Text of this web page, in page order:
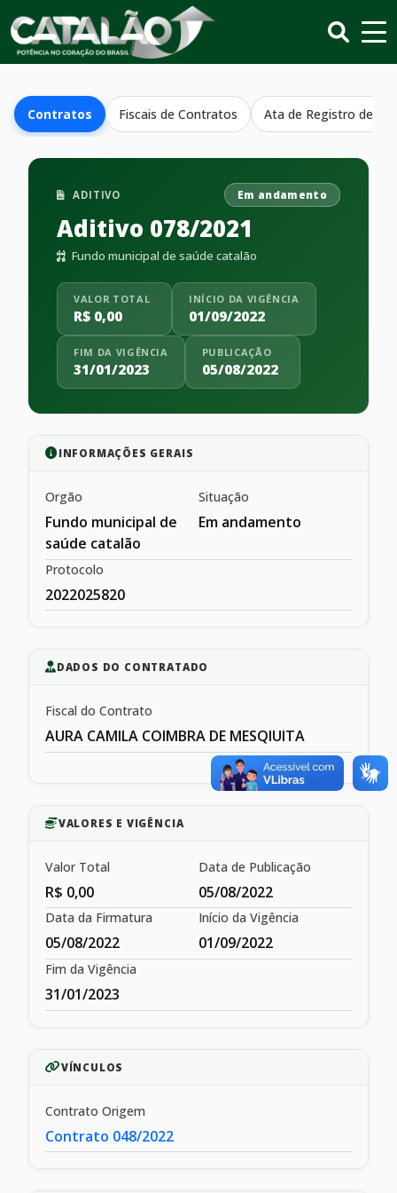
Contratos Fiscais de Contratos Ata de Registro de
ADITIVO Em andamento
Aditivo 078/2021
Fundo municipal de saúde catalão
VALOR TOTAL
R$ 0,00
INÍCIO DA VIGÊNCIA
01/09/2022
FIM DA VIGÊNCIA
31/01/2023
PUBLICAÇÃO
05/08/2022
INFORMAÇÕES GERAIS
Orgão
Fundo municipal de
saúde catalão
Situação
Em andamento
Protocolo
2022025820
DADOS DO CONTRATADO
Fiscal do Contrato
AURA CAMILA COIMBRA DE MESQIUITA
VALORES E VIGÊNCIA
Valor Total
R$ 0,00
Data de Publicação
05/08/2022
Data da Firmatura
05/08/2022
Início da Vigência
01/09/2022
Fim da Vigência
31/01/2023
VÍNCULOS
Contrato Origem
Contrato 048/2022